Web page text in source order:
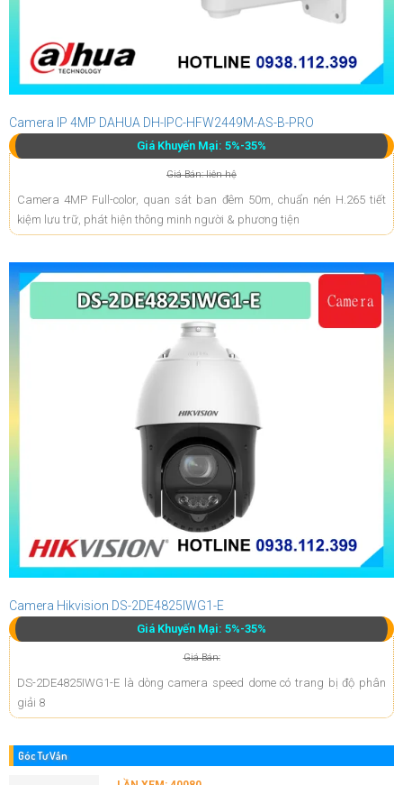
Camera IP 4MP DAHUA DH-IPC-HFW2449M-AS-B-PRO
Giá Khuyến Mại: 5%-35%
Giá Bán: liên hệ
Camera 4MP Full-color, quan sát ban đêm 50m, chuẩn nén H.265 tiết
kiệm lưu trữ, phát hiện thông minh người & phương tiện
Camera Hikvision DS-2DE4825IWG1-E
Giá Khuyến Mại: 5%-35%
Giá Bán:
DS-2DE4825IWG1-E là dòng camera speed dome có trang bị độ phân
giải 8
Góc Tư Vấn